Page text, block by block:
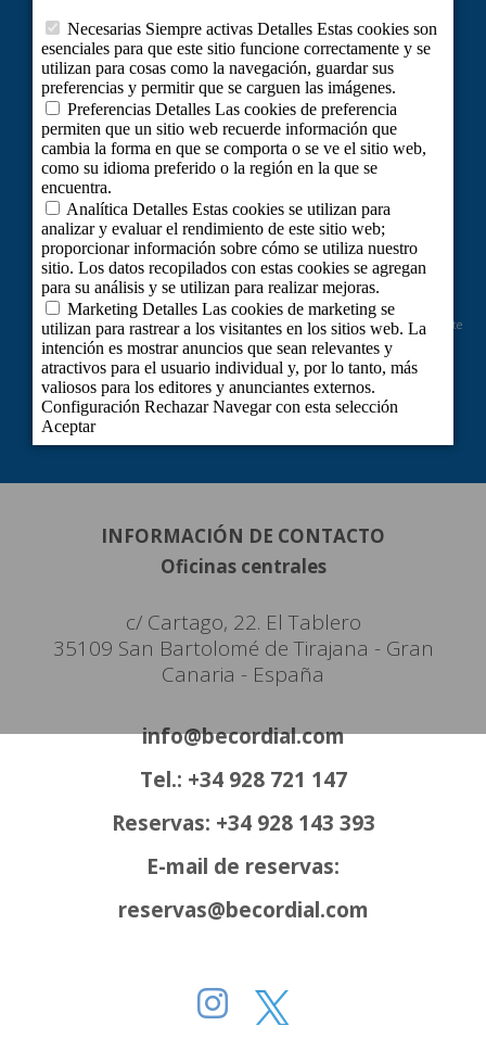
Proyecto cofinanciado por el Fondo Europeo de Desarrollo Regional como parte
de la respuesta de la Unión a la pandemia de COVID-19: Línea 2 Subvenciones
dirigidas al mantenimiento de la actividad de personas trabajadoras
autónomas y pequeñas y medianas empresas, de los sectores más afectados
por la crisis derivada del COVID-19.
INFORMACIÓN DE CONTACTO
Oficinas centrales
c/ Cartago, 22. El Tablero
35109 San Bartolomé de Tirajana - Gran
Canaria - España
info@becordial.com
Tel.: +34 928 721 147
Reservas: +34 928 143 393
E-mail de reservas:
reservas@becordial.com